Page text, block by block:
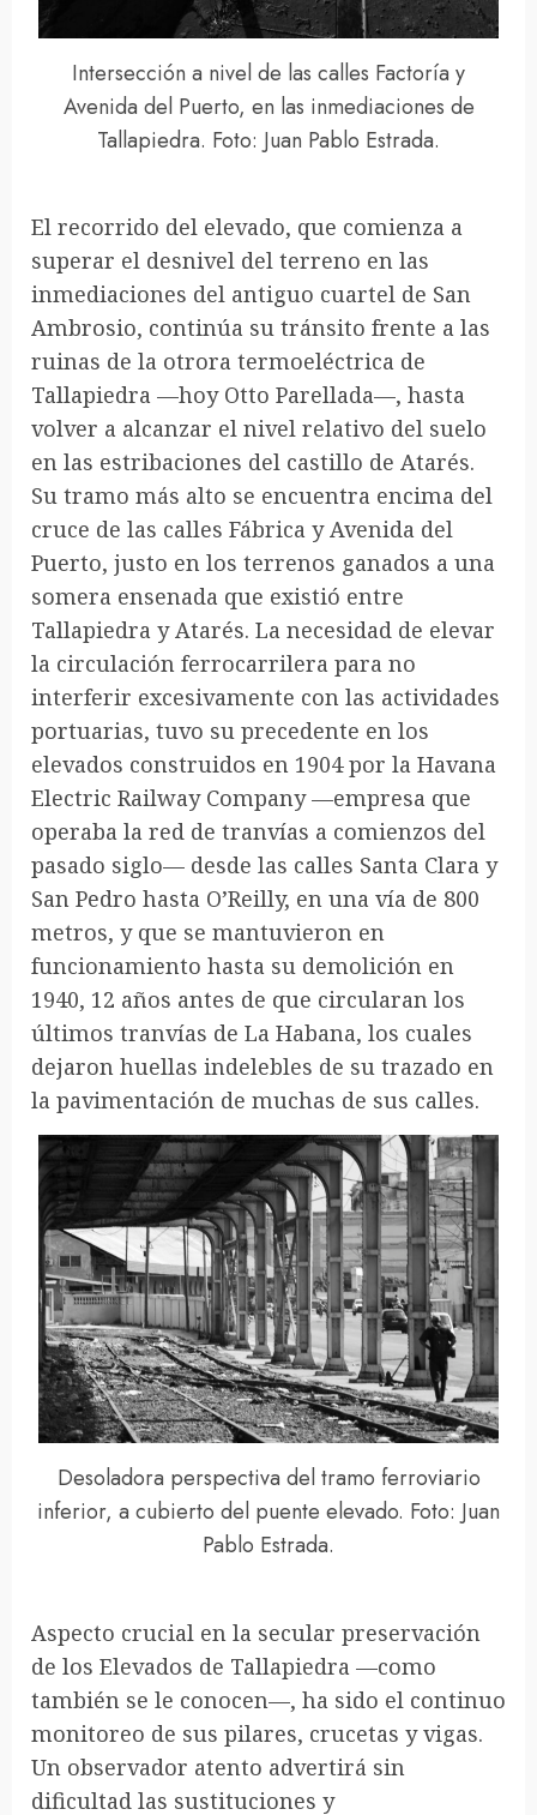
Intersección a nivel de las calles Factoría y
Avenida del Puerto, en las inmediaciones de
Tallapiedra. Foto: Juan Pablo Estrada.
El recorrido del elevado, que comienza a
superar el desnivel del terreno en las
inmediaciones del antiguo cuartel de San
Ambrosio, continúa su tránsito frente a las
ruinas de la otrora termoeléctrica de
Tallapiedra —hoy Otto Parellada—, hasta
volver a alcanzar el nivel relativo del suelo
en las estribaciones del castillo de Atarés.
Su tramo más alto se encuentra encima del
cruce de las calles Fábrica y Avenida del
Puerto, justo en los terrenos ganados a una
somera ensenada que existió entre
Tallapiedra y Atarés. La necesidad de elevar
la circulación ferrocarrilera para no
interferir excesivamente con las actividades
portuarias, tuvo su precedente en los
elevados construidos en 1904 por la Havana
Electric Railway Company —empresa que
operaba la red de tranvías a comienzos del
pasado siglo— desde las calles Santa Clara y
San Pedro hasta O’Reilly, en una vía de 800
metros, y que se mantuvieron en
funcionamiento hasta su demolición en
1940, 12 años antes de que circularan los
últimos tranvías de La Habana, los cuales
dejaron huellas indelebles de su trazado en
la pavimentación de muchas de sus calles.
Desoladora perspectiva del tramo ferroviario
inferior, a cubierto del puente elevado. Foto: Juan
Pablo Estrada.
Aspecto crucial en la secular preservación
de los Elevados de Tallapiedra —como
también se le conocen—, ha sido el continuo
monitoreo de sus pilares, crucetas y vigas.
Un observador atento advertirá sin
dificultad las sustituciones y